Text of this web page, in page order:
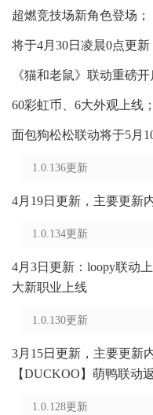
超燃竞技场新角色登场；
将于4月30日凌晨0点更新
《猫和老鼠》联动重磅开
60彩虹币、6大外观上线；
面包狗松松联动将于5月
1.0.136更新
4月19日更新，主要更新
1.0.134更新
4月3日更新：loopy联动
大新职业上线
1.0.130更新
3月15日更新，主要更新
【DUCKOO】萌鸭联动
1.0.128更新